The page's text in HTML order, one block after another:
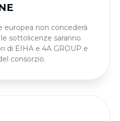
europea non concederà
le sottolicenze saranno
di EIHA e 4A GROUP e
consorzio.